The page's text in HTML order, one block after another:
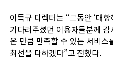
이득규 디렉터는 “그동안 ‘대
기다려주셨던 이용자들분께
온 만큼 만족할 수 있는 서비스
최선을 다하겠다”고 전했다.